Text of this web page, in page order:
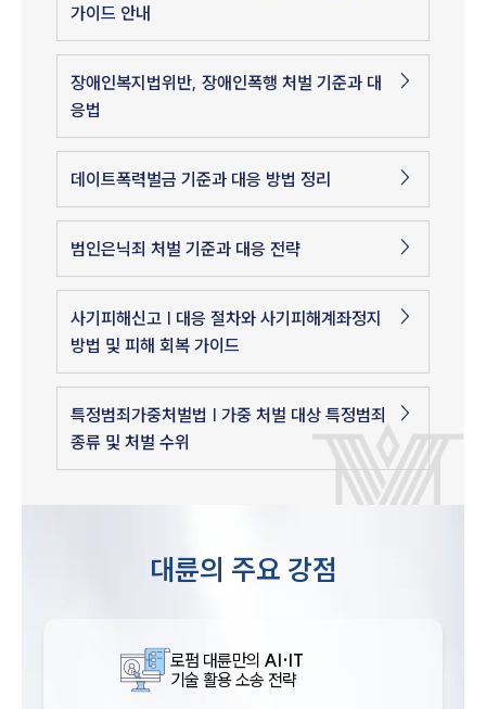
가이드 안내
장애인복지법위반, 장애인폭행 처벌 기준과 대
응법
데이트폭력벌금 기준과 대응 방법 정리
범인은닉죄 처벌 기준과 대응 전략
사기피해신고 | 대응 절차와 사기피해계좌정지
방법 및 피해 회복 가이드
특정범죄가중처벌법 | 가중 처벌 대상 특정범죄
종류 및 처벌 수위
대륜의 주요 강점
로펌 대륜만의 AI·IT
기술 활용 소송 전략